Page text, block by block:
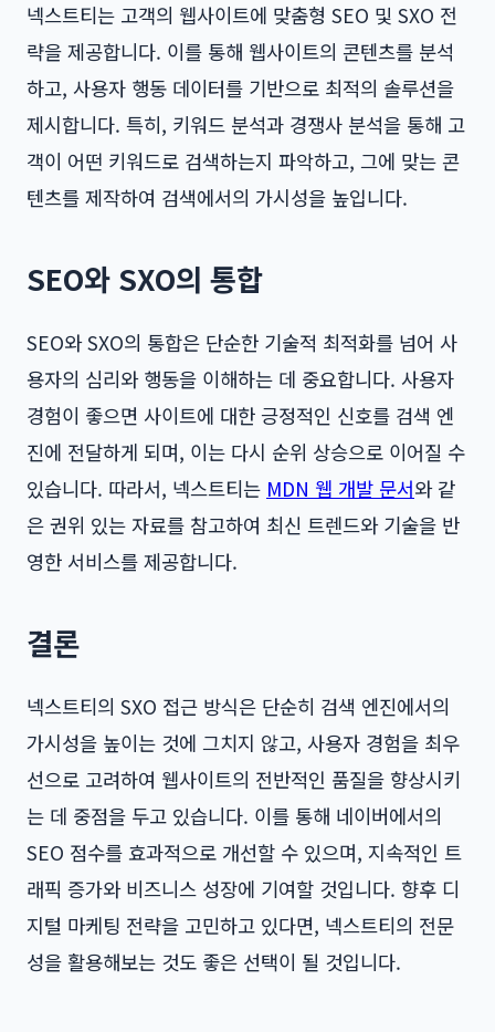
넥스트티는 고객의 웹사이트에 맞춤형 SEO 및 SXO 전
략을 제공합니다. 이를 통해 웹사이트의 콘텐츠를 분석
하고, 사용자 행동 데이터를 기반으로 최적의 솔루션을
제시합니다. 특히, 키워드 분석과 경쟁사 분석을 통해 고
객이 어떤 키워드로 검색하는지 파악하고, 그에 맞는 콘
텐츠를 제작하여 검색에서의 가시성을 높입니다.
SEO와 SXO의 통합
SEO와 SXO의 통합은 단순한 기술적 최적화를 넘어 사
용자의 심리와 행동을 이해하는 데 중요합니다. 사용자
경험이 좋으면 사이트에 대한 긍정적인 신호를 검색 엔
진에 전달하게 되며, 이는 다시 순위 상승으로 이어질 수
있습니다. 따라서, 넥스트티는 MDN 웹 개발 문서와 같
은 권위 있는 자료를 참고하여 최신 트렌드와 기술을 반
영한 서비스를 제공합니다.
결론
넥스트티의 SXO 접근 방식은 단순히 검색 엔진에서의
가시성을 높이는 것에 그치지 않고, 사용자 경험을 최우
선으로 고려하여 웹사이트의 전반적인 품질을 향상시키
는 데 중점을 두고 있습니다. 이를 통해 네이버에서의
SEO 점수를 효과적으로 개선할 수 있으며, 지속적인 트
래픽 증가와 비즈니스 성장에 기여할 것입니다. 향후 디
지털 마케팅 전략을 고민하고 있다면, 넥스트티의 전문
성을 활용해보는 것도 좋은 선택이 될 것입니다.